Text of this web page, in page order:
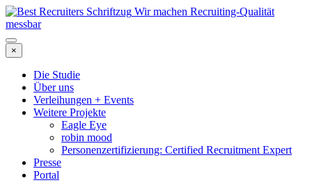
Wir machen Recruiting-Qualität
messbar
×
Die Studie
Über uns
Verleihungen + Events
Weitere Projekte
Eagle Eye
robin mood
Personenzertifizierung: Certified Recruitment Expert
Presse
Portal